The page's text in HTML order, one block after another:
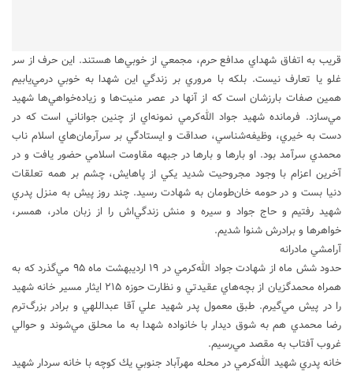
قريب به اتفاق شهداي مدافع حرم، مجمعي از خوبي‌ها هستند. اين حرف از سر
غلو يا تعارف نيست. بلكه با مروري بر زندگي اين شهدا به خوبي درمي‌يابيم
همين صفات بارزشان است كه از آنها در عصر منيت‌ها و زياده‌خواهي‌ها شهيد
مي‌سازد. فرمانده شهيد جواد الله‌كرمي نمونه‌اي از چنين جواناني است كه در
دست به خيري، وظيفه‌شناسي، صداقت و ايستادگي بر سرآرمان‌هاي اسلام ناب
محمدي سرآمد بود. او بارها و بارها در جبهه مقاومت اسلامي حضور يافت و در
آخرين اعزام با وجود مجروحيت شديد يكي از پاهايش، چشم بر همه تعلقات
دنيا بست و در حومه خان‌طومان به شهادت رسيد. چند روز پيش به منزل پدري
شهيد رفتيم و حاج جواد و سيره و منش زندگي‌اش را از زبان مادر، همسر،
خواهرها و برادرش شنوا شديم.
آرامشي مادرانه
حدود شش ماه از شهادت جواد الله‌كرمي در ۱۹ ارديبهشت ماه ۹۵ مي‌گذرد كه به
همراه محمدگزيان از بچه‌هاي عقيدتي و نظارت حوزه ۲۱۵ ايثار مسير خانه شهيد
را در پيش مي‌گيرم. طبق معمول پدر شهيد علي آقا عبداللهي و برادر بزرگ‌ترم
رضا محمدي هم به شوق ديدار با خانواده شهدا به ما محلق مي‌شوند و حوالي
غروب آفتاب به مقصد مي‌رسيم.
خانه پدري شهيد الله‌كرمي در محله مهرآباد جنوبي يك كوچه با خانه سردار شهيد